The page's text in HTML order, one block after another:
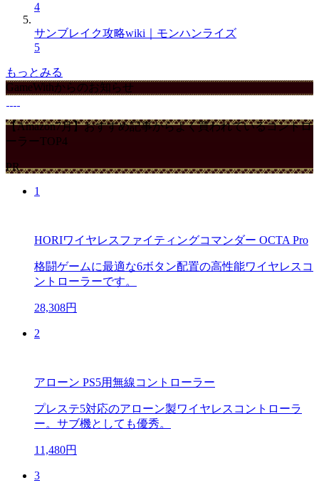
4
サンブレイク攻略wiki｜モンハンライズ
5
もっとみる
GameWithからのお知らせ
【Amazon7月】おすすめ記事からよく買われているコントロ
ーラーTOP4
PR
1
HORIワイヤレスファイティングコマンダー OCTA Pro
格闘ゲームに最適な6ボタン配置の高性能ワイヤレスコ
ントローラーです。
28,308円
2
アローン PS5用無線コントローラー
プレステ5対応のアローン製ワイヤレスコントローラ
ー。サブ機としても優秀。
11,480円
3